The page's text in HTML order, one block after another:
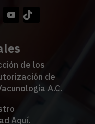
de los
de
A.C.
Aquí.